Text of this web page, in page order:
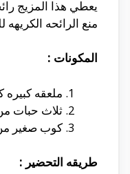
يعطي هذا المزيج
منع الرائحه الكريهه
المكونات :
ملعقه كبيره
ثلاث حبات
كوب صغير من
طريقه التحضير :